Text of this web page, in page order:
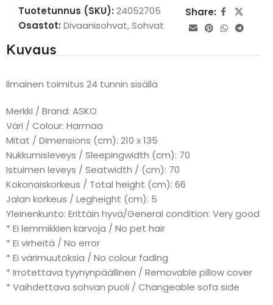
Tuotetunnus (SKU): 24052705
Osastot: Divaanisohvat,Sohvat
Share:
Kuvaus
Ilmainen toimitus 24 tunnin sisällä
Merkki / Brand: ASKO
Väri / Colour: Harmaa
Mitat / Dimensions (cm): 210 x 135
Nukkumisleveys / Sleepingwidth (cm): 70
Istuimen leveys / Seatwidth / (cm): 70
Kokonaiskorkeus / Total height (cm): 66
Jalan korkeus / Legheight (cm): 5
Yleinenkunto: Erittäin hyvä/General condition: Very good
* Ei lemmikkien karvoja / No pet hair
* Ei virheitä / No error
* Ei värimuutoksia / No colour fading
* Irrotettava tyynynpäällinen / Removable pillow cover
* Vaihdettava sohvan puoli / Changeable sofa side